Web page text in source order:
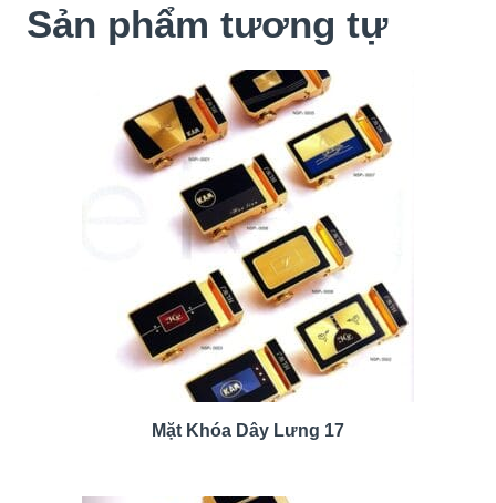
Sản phẩm tương tự
Mặt Khóa Dây Lưng 17